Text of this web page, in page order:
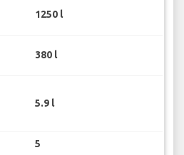
1250 l
380 l
5.9 l
5